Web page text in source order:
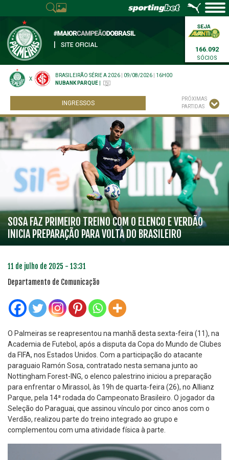
SITE OFICIAL
166.092
SÓCIOS
X
BRASILEIRÃO SÉRIE A 2026 09/08/2026
16H00
NUBANK PARQUE
INGRESSOS
PRÓXIMAS
PARTIDAS
SOSA FAZ PRIMEIRO TREINO COM O ELENCO E VERDÃO
INICIA PREPARAÇÃO PARA VOLTA DO BRASILEIRO
11 de julho de 2025 - 13:31
Departamento de Comunicação
O Palmeiras se reapresentou na manhã desta sexta-feira (11), na
Academia de Futebol, após a disputa da Copa do Mundo de Clubes
da FIFA, nos Estados Unidos. Com a participação do atacante
paraguaio Ramón Sosa, contratado nesta semana junto ao
Nottingham Forest-ING, o elenco palestrino iniciou a preparação
para enfrentar o Mirassol, às 19h de quarta-feira (26), no Allianz
Parque, pela 14ª rodada do Campeonato Brasileiro. O jogador da
Seleção do Paraguai, que assinou vínculo por cinco anos com o
Verdão, realizou parte do treino integrado ao grupo e
complementou com uma atividade física à parte.